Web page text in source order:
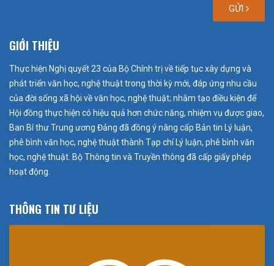
GỬI
GIỚI THIỆU
Thực hiện Nghị quyết 23 của Bộ Chính trị về tiếp tục xây dựng và
phát triển văn học, nghệ thuật trong thời kỳ mới, đáp ứng nhu cầu
của đời sống xã hội về văn học, nghệ thuật; nhằm tạo điều kiện để
Hội đồng thực hiện có hiệu quả hơn chức năng, nhiệm vụ được giao,
Ban Bí thư Trung ương Đảng đã đồng ý nâng cấp Bản tin Lý luận,
phê bình văn học, nghệ thuật thành Tạp chí Lý luận, phê bình văn
học, nghệ thuật. Bộ Thông tin và Truyền thông đã cấp giấy phép
hoạt động.
THÔNG TIN TƯ LIỆU